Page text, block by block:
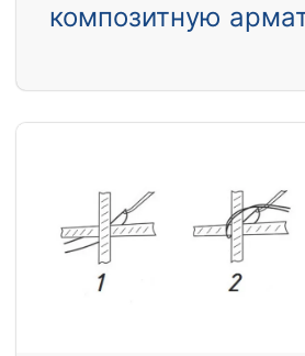
композитную